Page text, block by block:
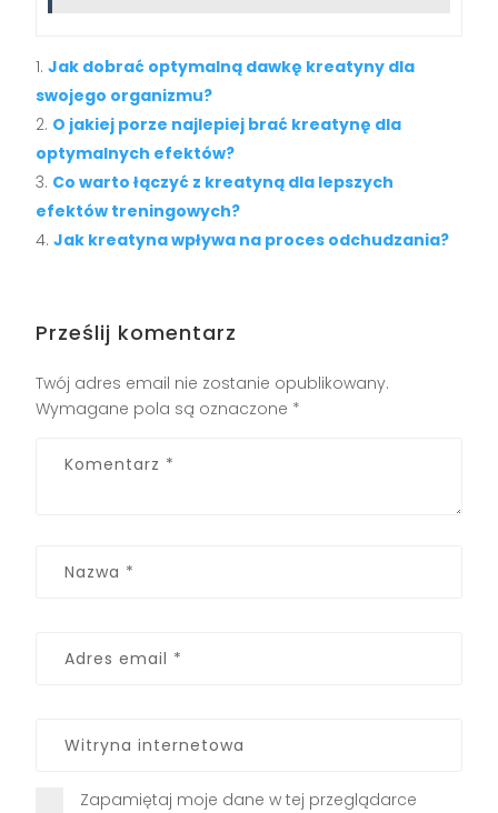
Jak dobrać optymalną dawkę kreatyny dla
swojego organizmu?
O jakiej porze najlepiej brać kreatynę dla
optymalnych efektów?
Co warto łączyć z kreatyną dla lepszych
efektów treningowych?
Jak kreatyna wpływa na proces odchudzania?
Prześlij komentarz
Twój adres email nie zostanie opublikowany.
Wymagane pola są oznaczone *
Zapamiętaj moje dane w tej przeglądarce